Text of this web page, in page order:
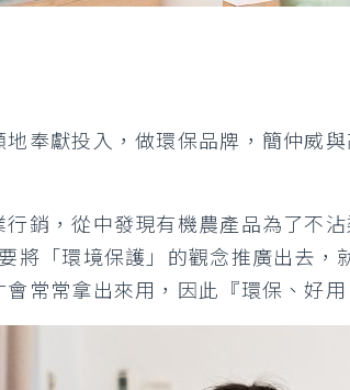
奉獻投入，做環保品牌，簡仲威
銷，從中發現有機農產品為了不
將「環境保護」的觀念推廣出去
常常拿出來用，因此『環保、好